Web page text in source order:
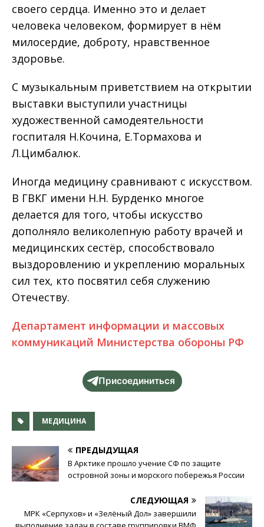
своего сердца. Именно это и делает
человека человеком, формирует в нём
милосердие, доброту, нравственное
здоровье.
С музыкальным приветствием на открытии
выставки выступили участницы
художественной самодеятельности
госпиталя Н.Кочина, Е.Тормахова и
Л.Цимбалюк.
Иногда медицину сравнивают с искусством.
В ГВКГ имени Н.Н. Бурденко многое
делается для того, чтобы искусство
дополняло великолепную работу врачей и
медицинских сестёр, способствовало
выздоровлению и укреплению моральных
сил тех, кто посвятил себя служению
Отечеству.
Департамент информации и массовых
коммуникаций Министерства обороны РФ
Присоединиться
МЕДИЦИНА
ПРЕДЫДУЩАЯ
В Арктике прошло учение СФ по защите
островной зоны и морского побережья России
СЛЕДУЮЩАЯ
МРК «Серпухов» и «Зелёный Дол» завершили